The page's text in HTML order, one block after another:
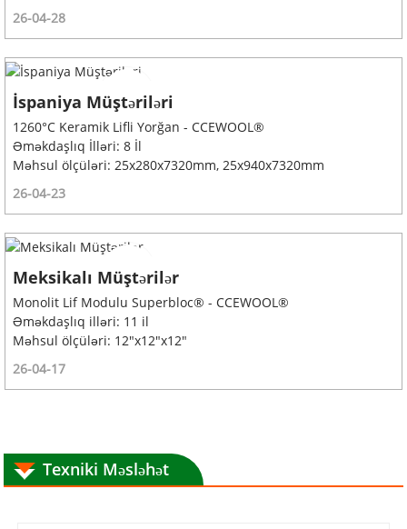
26-04-28
İspaniya Müştəriləri
1260°C Keramik Lifli Yorğan - CCEWOOL®
Əməkdaşlıq İlləri: 8 İl
Məhsul ölçüləri: 25x280x7320mm, 25x940x7320mm
26-04-23
Meksikalı Müştərilər
Monolit Lif Modulu Superbloc® - CCEWOOL®
Əməkdaşlıq illəri: 11 il
Məhsul ölçüləri: 12"x12"x12"
26-04-17
Texniki Məsləhət